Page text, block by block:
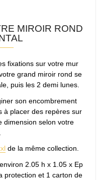
MIROIR ROND
fixations sur votre mur
grand miroir rond se
puis les 2 demi lunes.
son encombrement
à placer des repères sur
dimension selon votre
de la même collection.
2.05 h x 1.05 x Ep
protection et 1 carton de